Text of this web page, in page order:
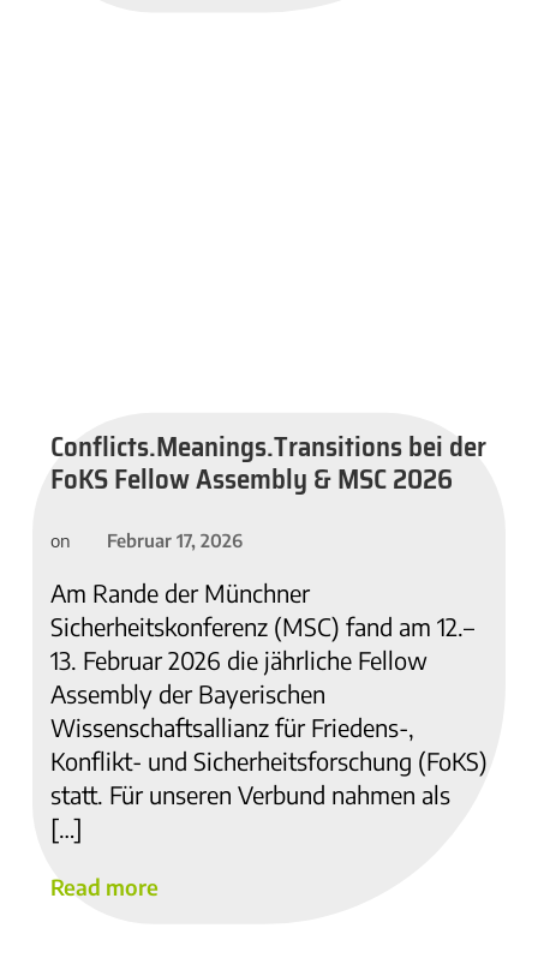
Conflicts.Meanings.Transitions bei der
FoKS Fellow Assembly & MSC 2026
on Februar 17, 2026
Am Rande der Münchner
Sicherheitskonferenz (MSC) fand am 12.–
13. Februar 2026 die jährliche Fellow
Assembly der Bayerischen
Wissenschaftsallianz für Friedens-,
Konflikt- und Sicherheitsforschung (FoKS)
statt. Für unseren Verbund nahmen als
[…]
Read more